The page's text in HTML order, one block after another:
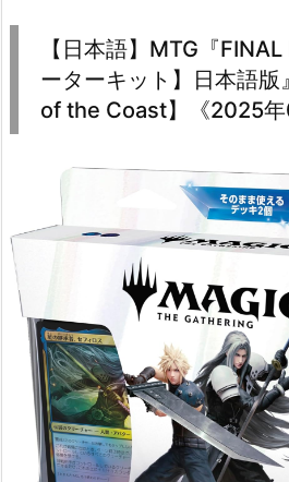
【日本語】MTG『
ーターキット】日本語
of the Coast】《2025年